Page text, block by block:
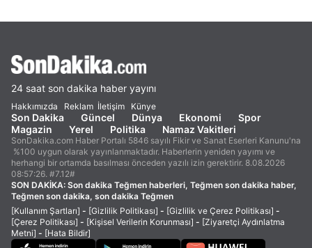
24 saat son dakika haber yayını
Hakkımızda Reklam İletişim Künye
Son Dakika Güncel Dünya Ekonomi
Spor
Magazin
Yerel Politika Namaz Vakitleri
SonDakika.com Haber Portalı 5846 sayılı Fikir ve Sanat Eserleri Kanunu'na
%100 uygun olarak yayınlanmaktadır. Haberlerin yeniden yayımı ve
herhangi bir ortamda basılması önceden yazılı izin gerektirir. 8.08.2026
08:57:26. #7.12#
SON DAKİKA: Son dakika Teğmen haberleri, Teğmen son dakika haber,
Teğmen son dakika, son dakika Teğmen
[Kullanım Şartları] - [Gizlilik Politikası] - [Gizlilik ve Çerez Politikası] -
[Çerez Politikası] - [Kişisel Verilerin Korunması] - [Ziyaretçi Aydınlatma
Metni] - [Hata Bildir]